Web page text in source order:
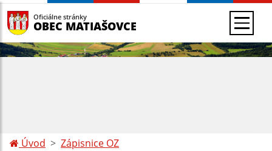
Oficiálne stránky
OBEC MATIAŠOVCE
Úvod Zápisnice OZ